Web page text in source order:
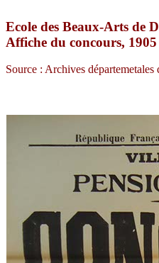
Ecole des Beaux-Arts de
Affiche du concours, 1905
Source : Archives